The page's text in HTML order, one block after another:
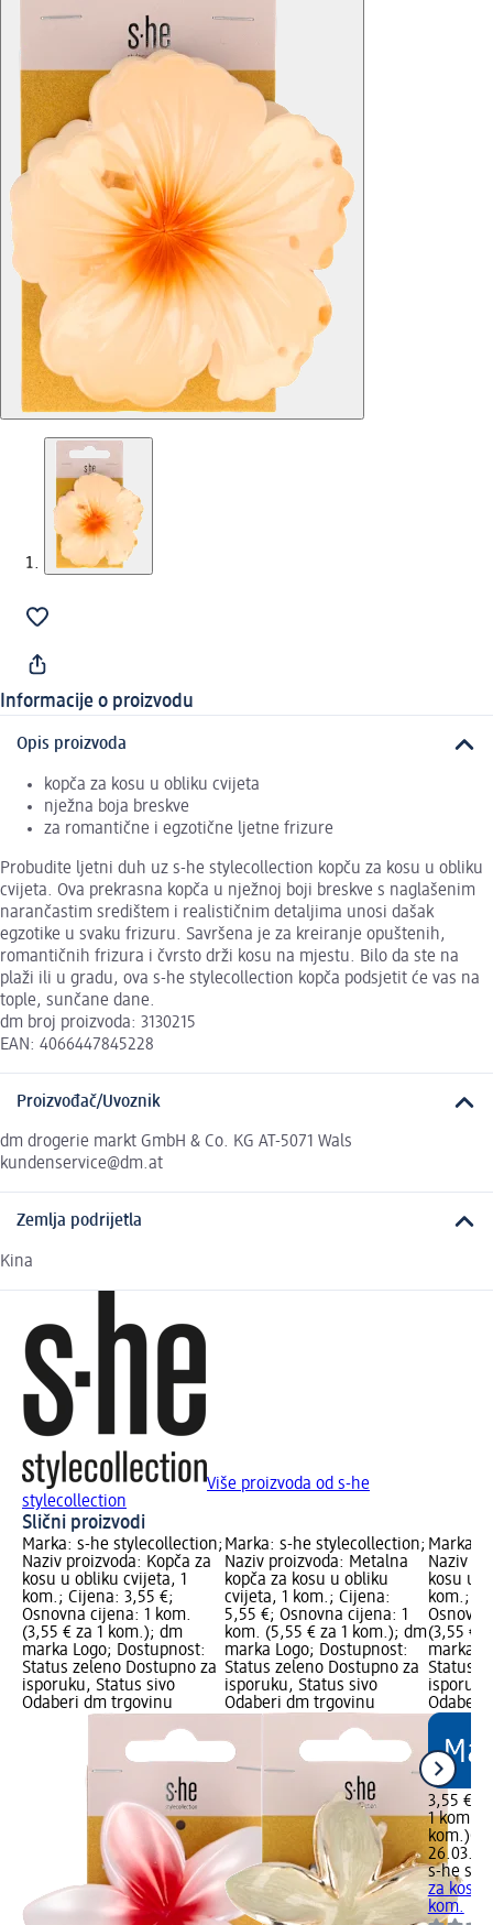
Informacije o proizvodu
Opis proizvoda
kopča za kosu u obliku cvijeta
nježna boja breskve
za romantične i egzotične ljetne frizure
Probudite ljetni duh uz s-he stylecollection kopču za kosu u obliku
cvijeta. Ova prekrasna kopča u nježnoj boji breskve s naglašenim
narančastim središtem i realističnim detaljima unosi dašak
egzotike u svaku frizuru. Savršena je za kreiranje opuštenih,
romantičnih frizura i čvrsto drži kosu na mjestu. Bilo da ste na
plaži ili u gradu, ova s-he stylecollection kopča podsjetit će vas na
tople, sunčane dane.
dm broj proizvoda: 3130215
EAN: 4066447845228
Proizvođač/Uvoznik
dm drogerie markt GmbH & Co. KG AT-5071 Wals
kundenservice@dm.at
Zemlja podrijetla
Kina
Više proizvoda od s-he
stylecollection
Slični proizvodi
Marka: s-he stylecollection;
Naziv proizvoda: Kopča za
kosu u obliku cvijeta, 1
kom.; Cijena: 3,55 €;
Osnovna cijena: 1 kom.
(3,55 € za 1 kom.); dm
marka Logo; Dostupnost:
Status zeleno Dostupno za
isporuku, Status sivo
Odaberi dm trgovinu
Marka: s-he stylecollection;
Naziv proizvoda: Metalna
kopča za kosu u obliku
cvijeta, 1 kom.; Cijena:
5,55 €; Osnovna cijena: 1
kom. (5,55 € za 1 kom.); dm
marka Logo; Dostupnost:
Status zeleno Dostupno za
isporuku, Status sivo
Odaberi dm trgovinu
Marka:
Naziv
kosu u
kom.;
(3,55 €
marka
Status
Odaberi
3,55 €
1 kom.
kom.)
s-he
za kosu
kom.